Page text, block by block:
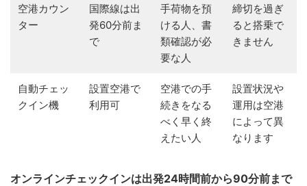
空港カウン
ター
国際線は出
発60分前ま
で
手荷物を預
ける人、書
類確認が必
要な人
締切を過ぎ
ると搭乗で
きません
自動チェッ
クイン機
設置空港で
利用可
空港での手
続きをなる
べく早く終
えたい人
設置状況や
運用は空港
によって異
なります
オンラインチェックインは出発24時間前から90分前まで